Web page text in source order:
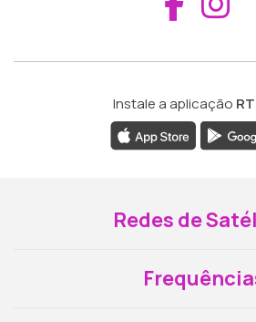
Instale a aplicação
Redes de